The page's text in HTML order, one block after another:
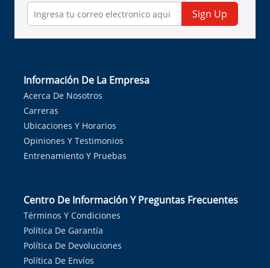
Sign Up
Información De La Empresa
Acerca De Nosotros
Carreras
Ubicaciones Y Horarios
Opiniones Y Testimonios
Entrenamiento Y Pruebas
Centro De Información Y Preguntas Frecuentes
Términos Y Condiciones
Política De Garantía
Política De Devoluciones
Política De Envíos